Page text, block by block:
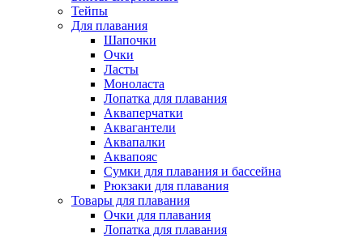
Тейпы
Для плавания
Шапочки
Очки
Ласты
Моноласта
Лопатка для плавания
Акваперчатки
Аквагантели
Аквапалки
Аквапояс
Сумки для плавания и бассейна
Рюкзаки для плавания
Товары для плавания
Очки для плавания
Лопатка для плавания